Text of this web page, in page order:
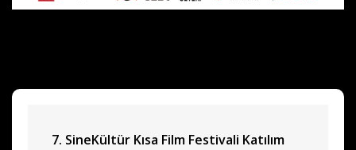
7. SineKültür Kısa Film Festivali Katılım